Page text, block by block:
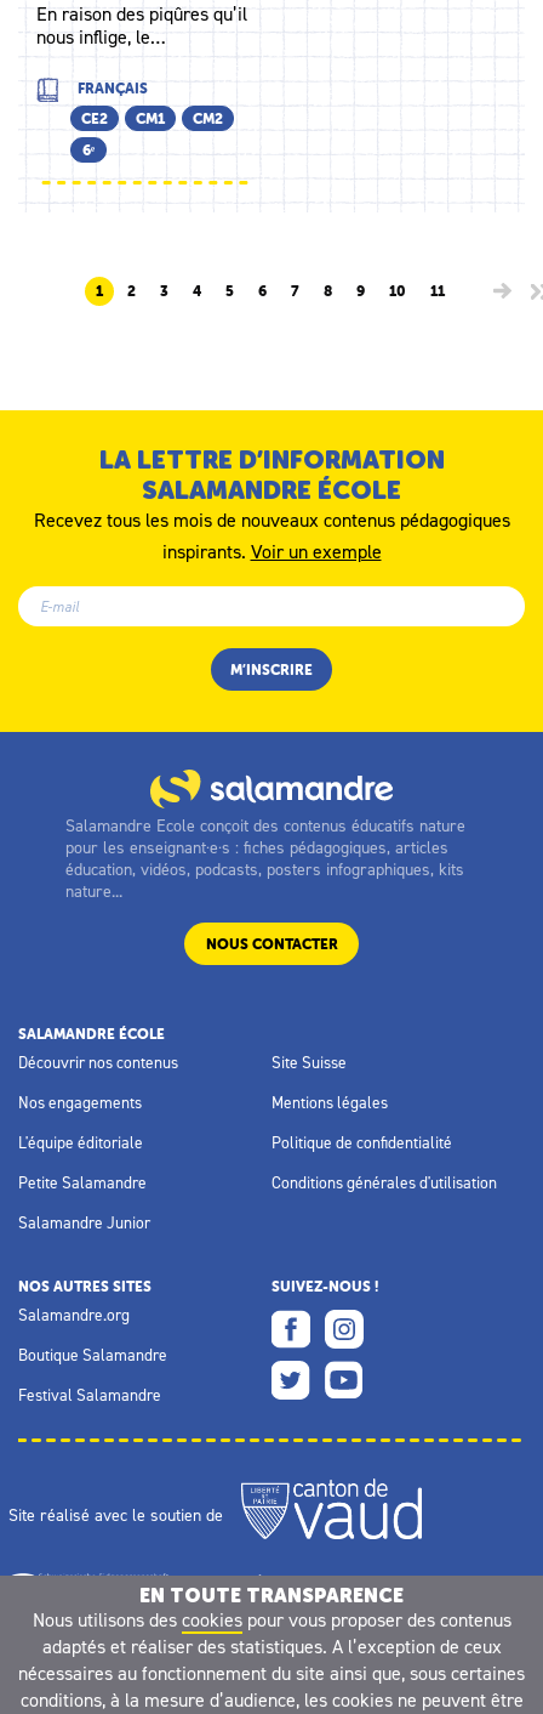
En raison des piqûres qu’il
nous inflige, le…
FRANÇAIS
CE2
CM1
CM2
6ᵉ
1 2 3 4 5 6 7 8 9 10 11
LA LETTRE D’INFORMATION
SALAMANDRE ÉCOLE
Recevez tous les mois de nouveaux contenus pédagogiques
inspirants. Voir un exemple
Salamandre Ecole conçoit des contenus éducatifs nature
pour les enseignant·e·s : fiches pédagogiques, articles
éducation, vidéos, podcasts, posters infographiques, kits
nature...
NOUS CONTACTER
SALAMANDRE ÉCOLE
Découvrir nos contenus
Nos engagements
L'équipe éditoriale
Petite Salamandre
Salamandre Junior
Site Suisse
Mentions légales
Politique de confidentialité
Conditions générales d'utilisation
NOS AUTRES SITES
Salamandre.org
Boutique Salamandre
Festival Salamandre
SUIVEZ-NOUS !
Site réalisé avec le soutien de
EN TOUTE TRANSPARENCE
Nous utilisons des cookiespour vous proposer des contenus
adaptés et réaliser des statistiques. A l’exception de ceux
nécessaires au fonctionnement du site ainsi que, sous certaines
conditions, à la mesure d’audience, les cookies ne peuvent être